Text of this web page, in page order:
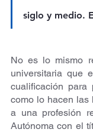
siglo y medio.
No es lo mismo
universitaria que
cualificación para
como lo hacen las
a una profesión
Autónoma con el